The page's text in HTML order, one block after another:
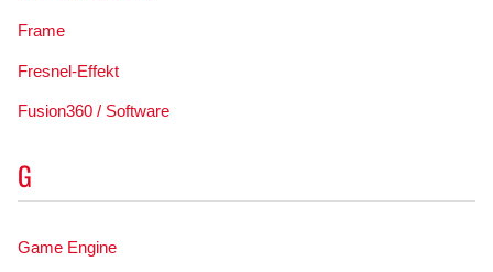
Frame
Fresnel-Effekt
Fusion360 / Software
G
Game Engine